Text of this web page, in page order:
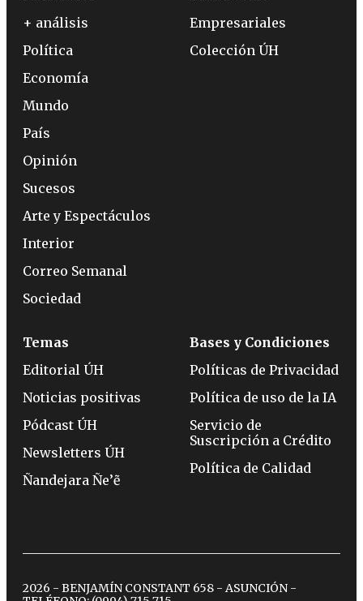
+ análisis
Política
Economía
Mundo
País
Opinión
Sucesos
Arte y Espectáculos
Interior
Correo Semanal
Sociedad
Empresariales
Colección ÚH
Temas
Editorial ÚH
Noticias positivas
Pódcast ÚH
Newsletters ÚH
Ñandejara Ñe’ẽ
Bases y Condiciones
Políticas de Privacidad
Política de uso de la IA
Servicio de
Suscripción a Crédito
Política de Calidad
2026 - BENJAMÍN CONSTANT 658 - ASUNCIÓN -